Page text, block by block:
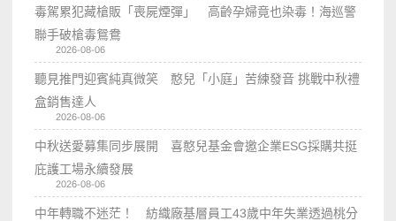
毒駕累犯藏槍販「喪屍煙彈」 高齡孕婦竟也染毒！海巡警
聯手破槍毒鴛鴦
2026-08-06
聽見推門迎賓純真微笑 憨兒「小庭」苦練發音 挑戰中秋禮
盒銷售達人
2026-08-06
中秋送愛募集同步展開 喜憨兒基金會邀企業ESG採購共挺
庇護工場永續發展
2026-08-06
中年轉職不迷茫！ 紡織廠基層員工43歲中年失業透過桃分